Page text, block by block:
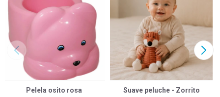
Pelela osito rosa Suave peluche - Zorrito